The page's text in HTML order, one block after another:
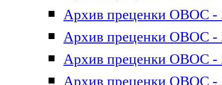
Архив преценки ОВОС -
Архив преценки ОВОС -
Архив преценки ОВОС -
Архив преценки ОВОС -